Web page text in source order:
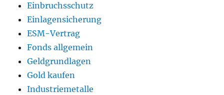
Einbruchsschutz
Einlagensicherung
ESM-Vertrag
Fonds allgemein
Geldgrundlagen
Gold kaufen
Industriemetalle